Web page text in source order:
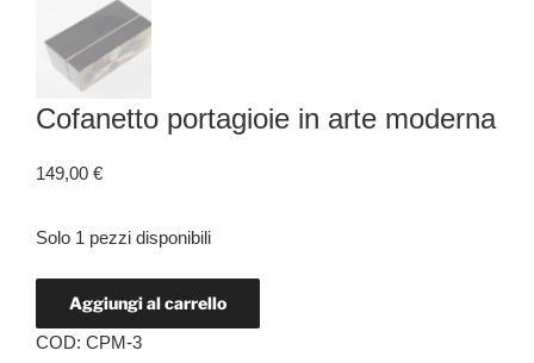
Cofanetto portagioie in arte moderna
149,00 €
Solo 1 pezzi disponibili
Aggiungi al carrello
COD: CPM-3